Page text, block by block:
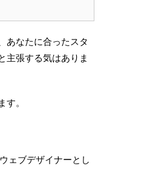
あなたに合ったスタ
主張する気はありま
。
ェブデザイナーとし